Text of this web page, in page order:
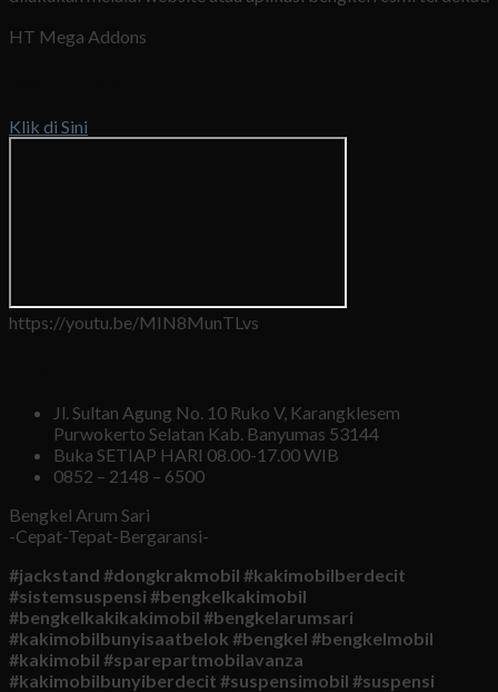
HT Mega Addons
Klik di Sini
https://youtu.be/MIN8MunTLvs
Jl. Sultan Agung No. 10 Ruko V, Karangklesem
Purwokerto Selatan Kab. Banyumas 53144
Buka SETIAP HARI 08.00-17.00 WIB
0852 – 2148 – 6500
Bengkel Arum Sari
-Cepat-Tepat-Bergaransi-
#jackstand #dongkrakmobil #kakimobilberdecit
#sistemsuspensi #bengkelkakimobil
#bengkelkakikakimobil #bengkelarumsari
#kakimobilbunyisaatbelok #bengkel #bengkelmobil
#kakimobil #sparepartmobilavanza
#kakimobilbunyiberdecit #suspensimobil #suspensi